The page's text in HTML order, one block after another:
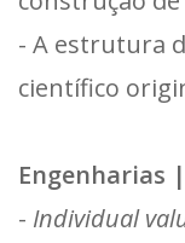
- A estrutura
científico
Engenharias
- Individual